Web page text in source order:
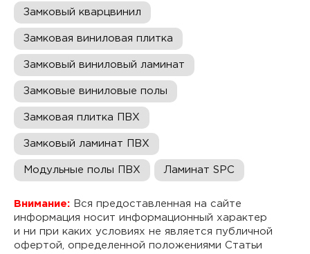
Замковый кварцвинил
Замковая виниловая плитка
Замковый виниловый ламинат
Замковые виниловые полы
Замковая плитка ПВХ
Замковый ламинат ПВХ
Модульные полы ПВХ Ламинат SPC
Внимание: Вся предоставленная на сайте
информация носит информационный характер
и ни при каких условиях не является публичной
офертой, определенной положениями Статьи